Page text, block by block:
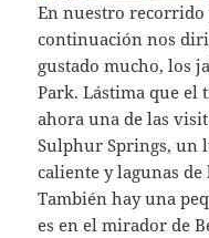
En nuestro recorrido
continuación nos
gustado mucho, los
Park. Lástima que el
ahora una de las
Sulphur Springs, un
caliente y lagunas
También hay una
es en el mirador de